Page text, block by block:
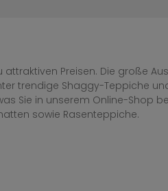
Preisen. Die große
trendige Shaggy-Teppiche
Sie in unserem Online-Shop
sowie Rasenteppiche.